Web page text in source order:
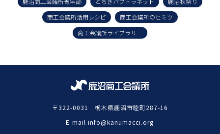
商工会議所活用レシピ
商工会議所のヒミツ
商工会議所ライブラリー
〒322-0031 栃木県鹿沼市睦町287-16
E-mail info@kanumacci.org